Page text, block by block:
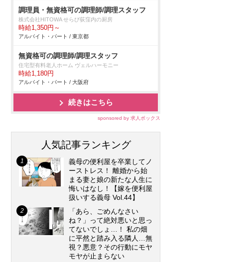
調理員・無資格可の調理師/調理スタッフ
株式会社HITOWA せらび荻窪内の厨房
時給1,350円～
アルバイト・パート / 東京都
無資格可の調理師/調理スタッフ
住宅型有料老人ホーム ヴェルハーモニー
時給1,180円
アルバイト・パート / 大阪府
続きはこちら
sponsored by 求人ボックス
人気記事ランキング
義母の便利屋を卒業してノ
ーストレス！ 離婚から始
まる妻と娘の新たな人生に
悔いはなし！【嫁を便利屋
扱いする義母 Vol.44】
「あら、ごめんなさい
ね？」って絶対悪いと思っ
てないでしょ…！ 私の畑
に平然と踏み入る隣人…無
視？悪意？その行動にモヤ
モヤが止まらない